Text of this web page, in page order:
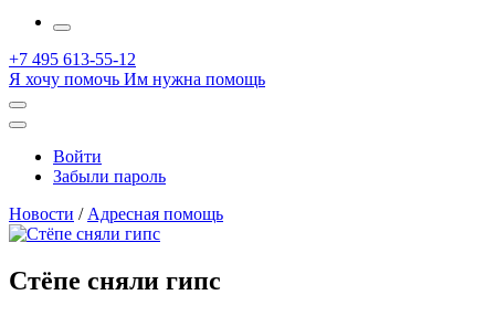
More
+7 495 613-55-12
Я хочу помочь Им нужна помощь
Открыть
поиск
Профиль
Войти
Забыли пароль
Новости / Адресная помощь
Стёпе сняли гипс